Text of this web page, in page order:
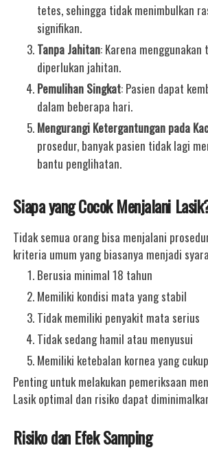
tetes, sehingga tidak menimbulkan
signifikan.
Tanpa Jahitan: Karena
diperlukan jahitan.
Pemulihan Singkat: Pasien dapat
dalam beberapa hari.
Mengurangi Ketergantungan pada
prosedur, banyak pasien tidak lagi
bantu penglihatan.
Siapa yang Cocok Menjalani
Tidak semua orang bisa menjalani
kriteria umum yang biasanya menjadi
Berusia minimal 18 tahun
Memiliki kondisi mata yang stabil
Tidak memiliki penyakit mata serius
Tidak sedang hamil atau menyusui
Memiliki ketebalan kornea yang cukup
Penting untuk melakukan pemeriksaan
Lasik optimal dan risiko dapat
Risiko dan Efek Samping